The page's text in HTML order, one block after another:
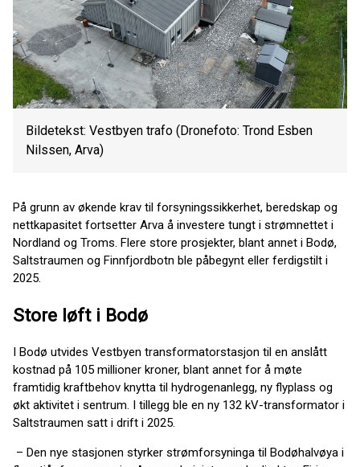
Bildetekst: Vestbyen trafo (Dronefoto: Trond Esben
Nilssen, Arva)
På grunn av økende krav til forsyningssikkerhet, beredskap og
nettkapasitet fortsetter Arva å investere tungt i strømnettet i
Nordland og Troms. Flere store prosjekter, blant annet i Bodø,
Saltstraumen og Finnfjordbotn ble påbegynt eller ferdigstilt i
2025.
Store løft i Bodø
I Bodø utvides Vestbyen transformatorstasjon til en anslått
kostnad på 105 millioner kroner, blant annet for å møte
framtidig kraftbehov knytta til hydrogenanlegg, ny flyplass og
økt aktivitet i sentrum. I tillegg ble en ny 132 kV-transformator i
Saltstraumen satt i drift i 2025.
– Den nye stasjonen styrker strømforsyninga til Bodøhalvøya i